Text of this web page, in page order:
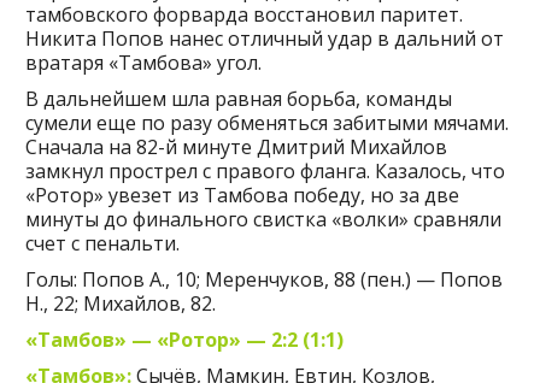
тамбовского форварда восстановил паритет.
Никита Попов нанес отличный удар в дальний от
вратаря «Тамбова» угол.
В дальнейшем шла равная борьба, команды
сумели еще по разу обменяться забитыми мячами.
Сначала на 82-й минуте Дмитрий Михайлов
замкнул прострел с правого фланга. Казалось, что
«Ротор» увезет из Тамбова победу, но за две
минуты до финального свистка «волки» сравняли
счет с пенальти.
Голы: Попов А., 10; Меренчуков, 88 (пен.) — Попов
Н., 22; Михайлов, 82.
«Тамбов» — «Ротор» — 2:2 (1:1)
«Тамбов»:Сычёв, Мамкин, Евтин, Козлов,